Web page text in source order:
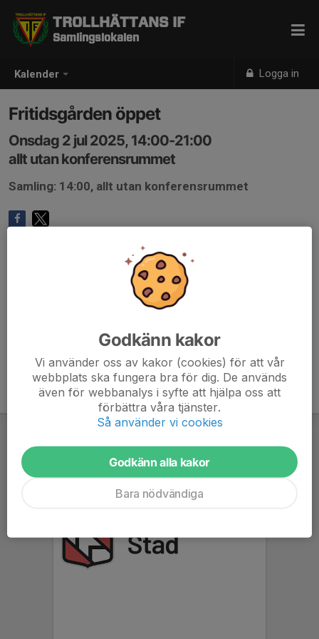
Kalender Logga in
TROLLHÄTTANS IF
Samlingslokalen
Fritidsgården öppet
Onsdag 2 jul 2025, 14:00-21:00
allt utan konferensrummet
Samling: 14:00, allt utan konferensrummet
Godkänn kakor
Vi använder oss av kakor (cookies) för att vår
webbplats ska fungera bra för dig. De används
även för webbanalys i syfte att hjälpa oss att
förbättra våra tjänster.
Så använder vi cookies
Godkänn alla kakor
Bara nödvändiga